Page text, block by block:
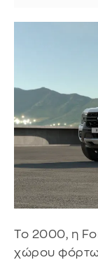
Το 2000, η
χώρου